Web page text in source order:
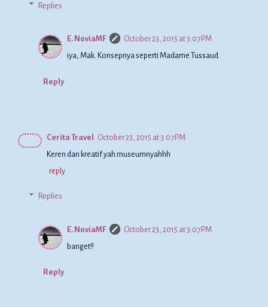
Replies
E. NoviaMF
October 23, 2015 at 3:07 PM
iya, Mak. Konsepnya seperti Madame Tussaud.
Reply
Cerita Travel October 23, 2015 at 3:07 PM
Keren dan kreatif yah museumnyahhh
reply
Replies
E. NoviaMF
October 23, 2015 at 3:07 PM
banget!!
Reply